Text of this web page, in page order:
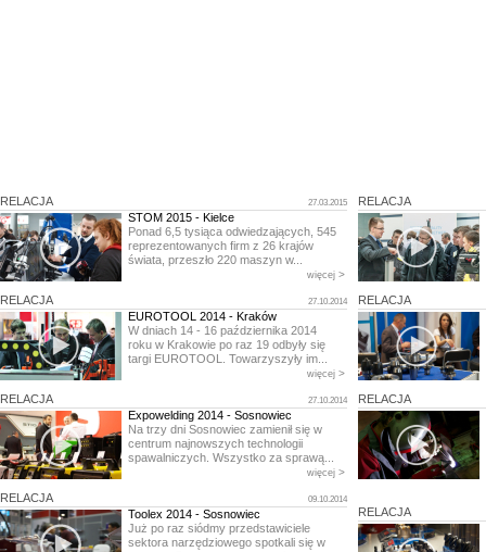
RELACJA 27.03.2015
STOM 2015 - Kielce
Ponad 6,5 tysiąca odwiedzających, 545
reprezentowanych firm z 26 krajów
świata, przeszło 220 maszyn w...
więcej >
RELACJA 27.10.2014
EUROTOOL 2014 - Kraków
W dniach 14 - 16 października 2014
roku w Krakowie po raz 19 odbyły się
targi EUROTOOL. Towarzyszyły im...
więcej >
RELACJA 27.10.2014
Expowelding 2014 - Sosnowiec
Na trzy dni Sosnowiec zamienił się w
centrum najnowszych technologii
spawalniczych. Wszystko za sprawą...
więcej >
RELACJA 09.10.2014
Toolex 2014 - Sosnowiec
Już po raz siódmy przedstawiciele
sektora narzędziowego spotkali się w
RELACJA
RELACJA
RELACJA
RELACJA